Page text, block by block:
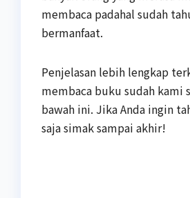
membaca padahal sudah
bermanfaat.
Penjelasan lebih lengkap
membaca buku sudah kami
bawah ini. Jika Anda ingin
saja simak sampai akhir!